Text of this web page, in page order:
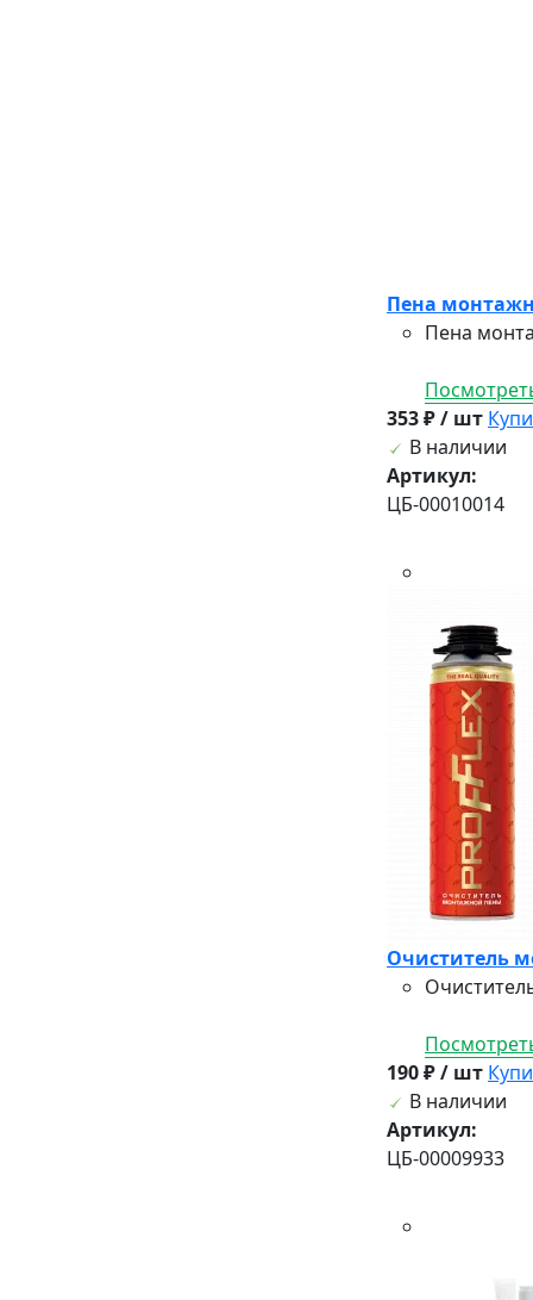
Пена
Пена
353 ₽ / шт
В наличии
Артикул:
ЦБ-00010014
Очиститель
190 ₽ / шт
В наличии
Артикул:
ЦБ-00009933